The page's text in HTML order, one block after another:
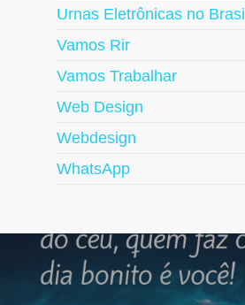
Urnas Eletrônicas no Brasil
Vamos Rir
Vamos Trabalhar
Web Design
Webdesign
WhatsApp